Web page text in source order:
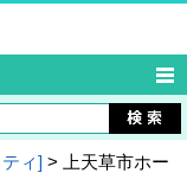
ィ] > 上天草市ホー